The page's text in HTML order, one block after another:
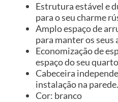
Estrutura estável e
para o seu charme
Amplo espaço de
para manter os seus
Economização de
espaço do seu
Cabeceira
instalação na parede.
Cor: branco